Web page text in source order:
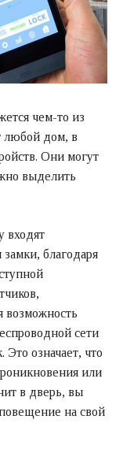
чем-то из
любой дом, в
Они могут
выделить
входят
благодаря
возможность
сети
означает, что
или
в дверь, вы
на свой